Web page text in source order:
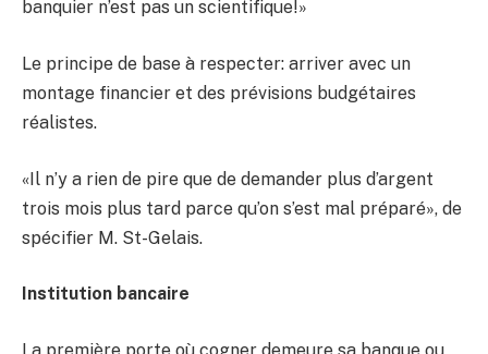
banquier n’est pas un scientifique!»
Le principe de base à respecter: arriver avec un
montage financier et des prévisions budgétaires
réalistes.
«Il n’y a rien de pire que de demander plus d’argent
trois mois plus tard parce qu’on s’est mal préparé», de
spécifier M. St-Gelais.
Institution bancaire